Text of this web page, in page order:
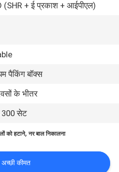
(SHR + ई प्रकाश + आईपीएल)
पैकिंग बॉक्स
के भीतर
300 सेट
को हटाने,नर बाल निकालना
कीमत